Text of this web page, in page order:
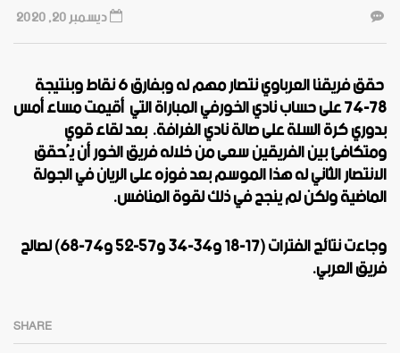
ديسمبر 20, 2020
حقق فريقنا العرباوي نتصار مهم له وبفارق 6 نقاط وبنتيجة
78-74 على حساب نادي الخورفي المباراة التي أقيمت مساء أمس
بدوري كرة السلة على صالة نادي الغرافة. بعد لقاء قوي
ومتكافئ بين الفريقين سعى من خلاله فريق الخور أن يُحقق
الانتصار الثاني له هذا الموسم بعد فوزه على الريان في الجولة
الماضية ولكن لم ينجح في ذلك لقوة المنافس.
وجاءت نتائج الفترات (17-18 و34-34 و57-52 و74-68) لصالح
فريق العربي.
SHARE